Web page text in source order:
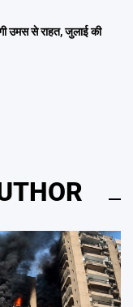
उमस से राहत, जुलाई की